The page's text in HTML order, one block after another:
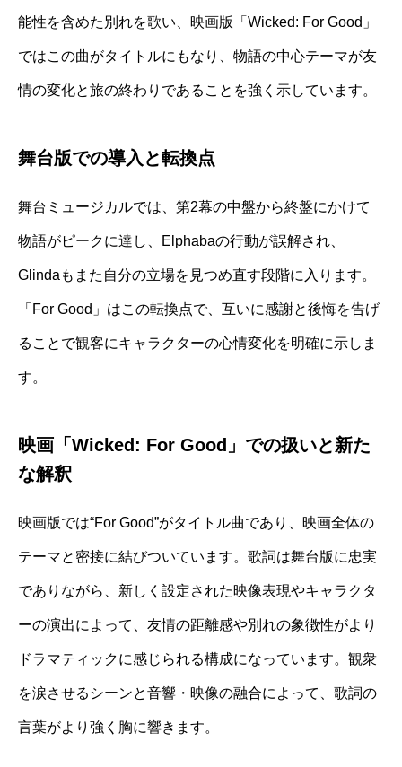
能性を含めた別れを歌い、映画版「Wicked: For Good」
ではこの曲がタイトルにもなり、物語の中心テーマが友
情の変化と旅の終わりであることを強く示しています。
舞台版での導入と転換点
舞台ミュージカルでは、第2幕の中盤から終盤にかけて
物語がピークに達し、Elphabaの行動が誤解され、
Glindaもまた自分の立場を見つめ直す段階に入ります。
「For Good」はこの転換点で、互いに感謝と後悔を告げ
ることで観客にキャラクターの心情変化を明確に示しま
す。
映画「Wicked: For Good」での扱いと新た
な解釈
映画版では“For Good”がタイトル曲であり、映画全体の
テーマと密接に結びついています。歌詞は舞台版に忠実
でありながら、新しく設定された映像表現やキャラクタ
ーの演出によって、友情の距離感や別れの象徴性がより
ドラマティックに感じられる構成になっています。観衆
を涙させるシーンと音響・映像の融合によって、歌詞の
言葉がより強く胸に響きます。